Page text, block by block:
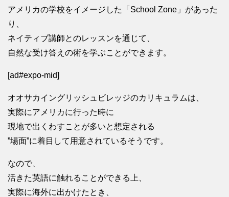
アメリカの学校をイメージした「School Zone」があった
り、
ネイティブ講師とのレッスンを通じて、
自然な受け答えの術を学ぶことができます。
[ad#expo-mid]
オオサカイングリッシュビレッジのカリキュラムは、
実際にアメリカに行った時に
現地で出くわすことが多いと想定される
”場面”に着目して用意されているそうです。
なので、
活きた英語に触れることができる上、
実際に海外に出かけたとき、